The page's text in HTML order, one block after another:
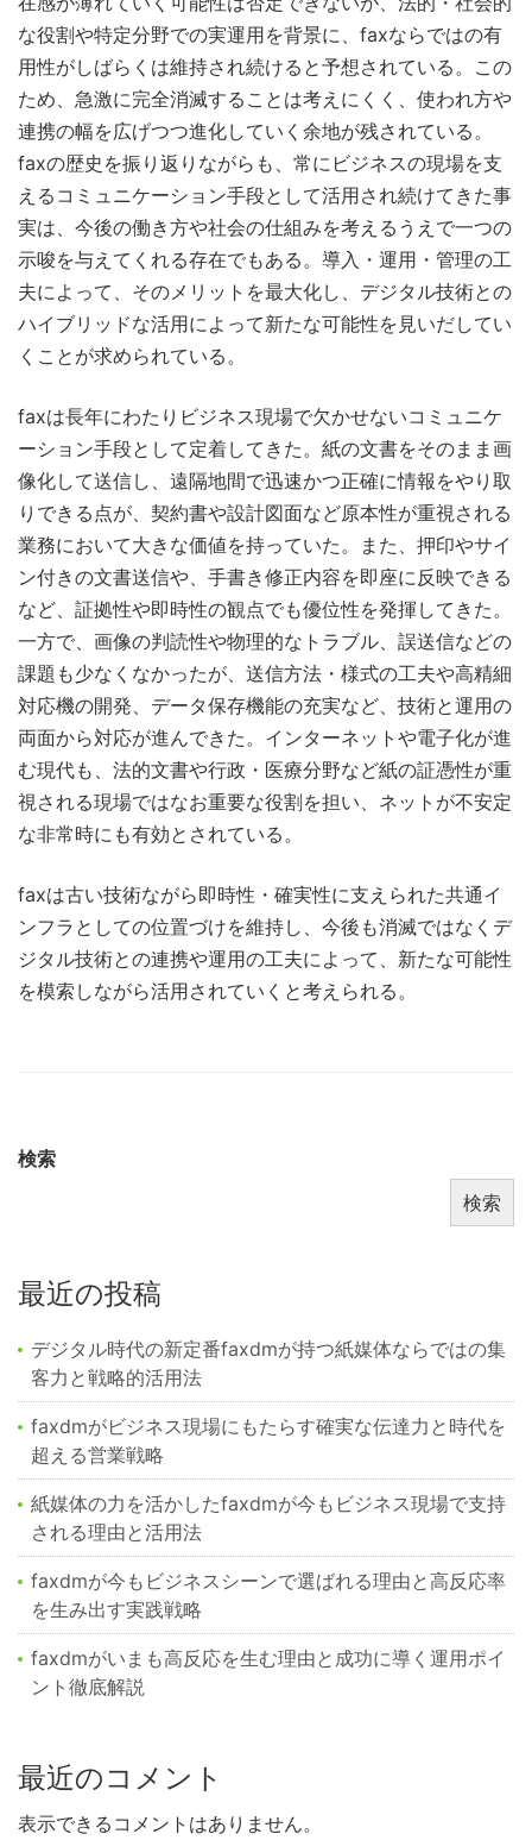
な役割や特定分野での実運用を背景に、faxならではの有
用性がしばらくは維持され続けると予想されている。この
ため、急激に完全消滅することは考えにくく、使われ方や
連携の幅を広げつつ進化していく余地が残されている。
faxの歴史を振り返りながらも、常にビジネスの現場を支
えるコミュニケーション手段として活用され続けてきた事
実は、今後の働き方や社会の仕組みを考えるうえで一つの
示唆を与えてくれる存在でもある。導入・運用・管理の工
夫によって、そのメリットを最大化し、デジタル技術との
ハイブリッドな活用によって新たな可能性を見いだしてい
くことが求められている。
faxは長年にわたりビジネス現場で欠かせないコミュニケ
ーション手段として定着してきた。紙の文書をそのまま画
像化して送信し、遠隔地間で迅速かつ正確に情報をやり取
りできる点が、契約書や設計図面など原本性が重視される
業務において大きな価値を持っていた。また、押印やサイ
ン付きの文書送信や、手書き修正内容を即座に反映できる
など、証拠性や即時性の観点でも優位性を発揮してきた。
一方で、画像の判読性や物理的なトラブル、誤送信などの
課題も少なくなかったが、送信方法・様式の工夫や高精細
対応機の開発、データ保存機能の充実など、技術と運用の
両面から対応が進んできた。インターネットや電子化が進
む現代も、法的文書や行政・医療分野など紙の証憑性が重
視される現場ではなお重要な役割を担い、ネットが不安定
な非常時にも有効とされている。
faxは古い技術ながら即時性・確実性に支えられた共通イ
ンフラとしての位置づけを維持し、今後も消滅ではなくデ
ジタル技術との連携や運用の工夫によって、新たな可能性
を模索しながら活用されていくと考えられる。
検索
検索
最近の投稿
デジタル時代の新定番faxdmが持つ紙媒体ならではの集
客力と戦略的活用法
faxdmがビジネス現場にもたらす確実な伝達力と時代を
超える営業戦略
紙媒体の力を活かしたfaxdmが今もビジネス現場で支持
される理由と活用法
faxdmが今もビジネスシーンで選ばれる理由と高反応率
を生み出す実践戦略
faxdmがいまも高反応を生む理由と成功に導く運用ポイ
ント徹底解説
最近のコメント
表示できるコメントはありません。